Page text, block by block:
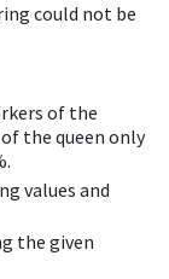
could not be
of the
the queen only
values and
the given